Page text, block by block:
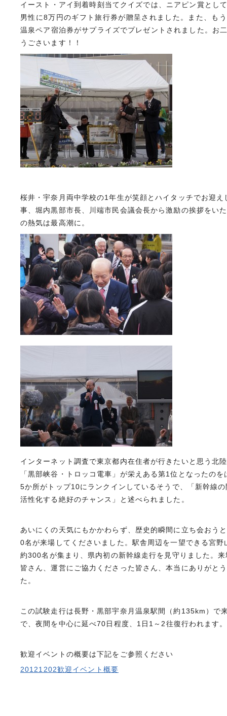
イースト・アイ到着時刻当てクイズでは、ニアピン賞とし
男性に8万円のギフト旅行券が贈呈されました。また、も
温泉ペア宿泊券がサプライズでプレゼントされました。お
うごさいます！！
桜井・宇奈月両中学校の1年生が笑顔とハイタッチでお迎え
事、堀内黒部市長、川端市民会議会長から激励の挨拶をい
の熱気は最高潮に。
インターネット調査で東京都内在住者が行きたいと思う北
「黒部峡谷・トロッコ電車」が栄えある第1位となったの
5か所がトップ10にランクインしているそうで、「新幹線
活性化する絶好のチャンス」と述べられました。
あいにくの天気にもかかわらず、歴史的瞬間に立ち会おう
0名が来場してくださいました。駅舎周辺を一望できる宮野
約300名が集まり、県内初の新幹線走行を見守りました。
皆さん、運営にご協力くださった皆さん、本当にありがと
た。
この試験走行は長野・黒部宇奈月温泉駅間（約135km）で
で、夜間を中心に延べ70日程度、1日1～2往復行われます。
歓迎イベントの概要は下記をご参照ください
20121202歓迎イベント概要